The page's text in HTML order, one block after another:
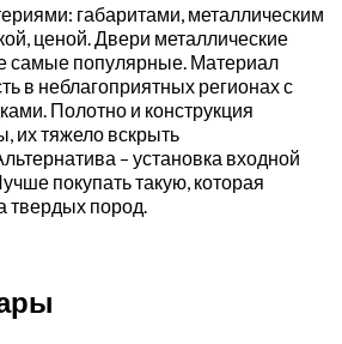
габаритами, металлическим
ценой. Двери металлические
самые популярные. Материал
в неблагоприятных регионах с
Полотно и конструкция
их тяжело вскрыть
– установка входной
покупать такую, которая
твердых пород.